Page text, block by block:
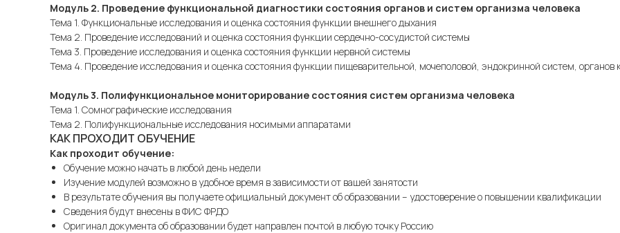
Модуль 2. Проведение функциональной диагностики состояния органов и систем организма человека
Тема 1. Функциональные исследования и оценка состояния функции внешнего дыхания
Тема 2. Проведение исследований и оценка состояния функции сердечно-сосудистой системы
Тема 3. Проведение исследования и оценка состояния функции нервной системы
Тема 4. Проведение исследования и оценка состояния функции пищеварительной, мочеполовой, эндокринной систем, органов
Модуль 3. Полифункциональное мониторирование состояния систем организма человека
Тема 1. Сомнографические исследования
Тема 2. Полифункциональные исследования носимыми аппаратами
КАК ПРОХОДИТ ОБУЧЕНИЕ
Как проходит обучение:
Обучение можно начать в любой день недели
Изучение модулей возможно в удобное время в зависимости от вашей занятости
В результате обучения вы получаете официальный документ об образовании – удостоверение о повышении квалификации
Сведения будут внесены в ФИС ФРДО
Оригинал документа об образовании будет направлен почтой в любую точку Россию